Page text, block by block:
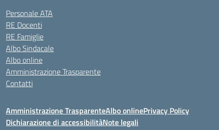
Personale ATA
RE Docenti
RE Famiglie
Albo Sindacale
Albo online
Amministrazione Trasparente
Contatti
Amministrazione TrasparenteAlbo onlinePrivacy Policy
Dichiarazione di accessibilitàNote legali